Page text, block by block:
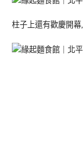
柱子上還有歡慶開